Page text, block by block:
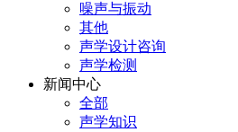
噪声与振动
其他
声学设计咨询
声学检测
新闻中心
全部
声学知识